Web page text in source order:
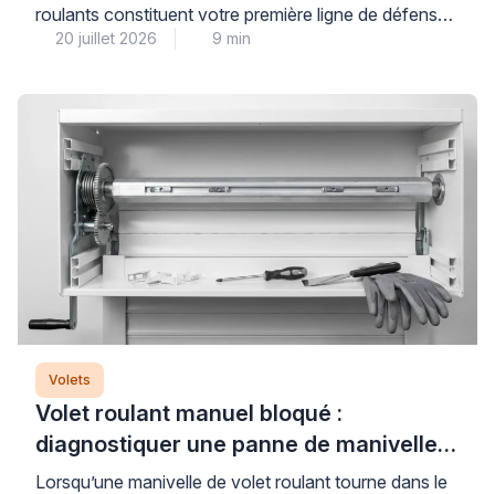
roulants constituent votre première ligne de défense,
à condition de bien les choisir et de les utiliser
réellement performante repose sur trois piliers : des
équipements aux matériaux et couleurs adaptés, une
stratégie d’ouverture-fermeture maîtrisée, et souvent
l’association avec des protections […]
20 juillet 2026 9 min
Volets
Volet roulant manuel bloqué :
diagnostiquer une panne de manivelle
ou de treuil
Lorsqu’une manivelle de volet roulant tourne dans le